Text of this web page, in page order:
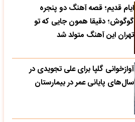
ایام قدیم؛ قصه آهنگ دو پنجره
گوگوش؛ دقیقا همون جایی که تو
تهران این آهنگ متولد شد
آوازخوانی گلپا برای علی تجویدی در
سال‌های پایانی عمر در بیمارستان